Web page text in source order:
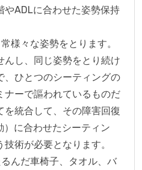
やADLに合わせた姿勢保持
様々な姿勢をとります。
んし、同じ姿勢をとり続け
、ひとつのシーティングの
ナーで謳われているものだ
統合して、その障害回復
に合わせたシーティン
術が必要となります。
んだ車椅子、タオル、バ